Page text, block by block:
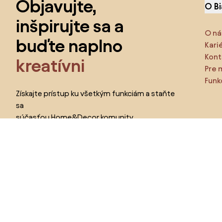
Objavujte,
inšpirujte sa a
buďte naplno
kreatívni
Získajte prístup ku všetkým funkciám a staňte
sa
súčasťou Home&Decor komunity.
O
O
Pre